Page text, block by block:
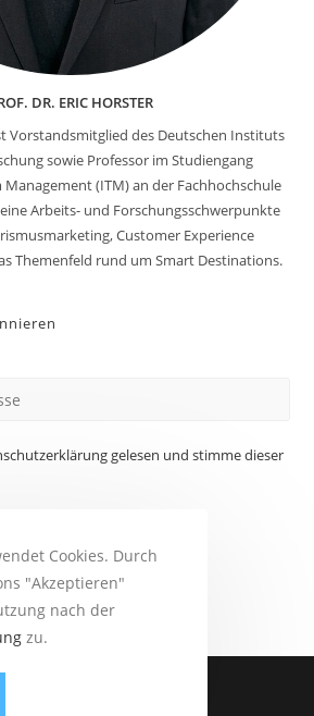
DR. ERIC HORSTER
Vorstandsmitglied des Deutschen Instituts
sowie Professor im Studiengang
(ITM) an der Fachhochschule
Arbeits- und Forschungsschwerpunkte
Customer Experience
Themenfeld rund um Smart Destinations.
gelesen und stimme dieser
Cookies. Durch
"Akzeptieren"
nach der
zu.